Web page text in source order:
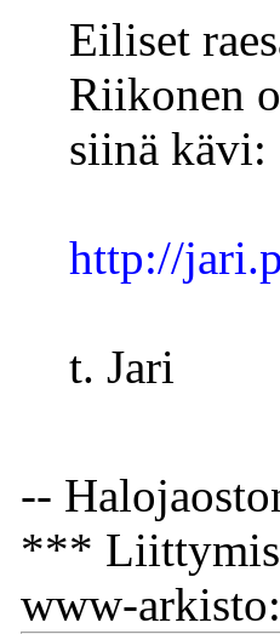
Eiliset
Riikonen
siinä kävi:
http://
t. Jari
--
***
www-